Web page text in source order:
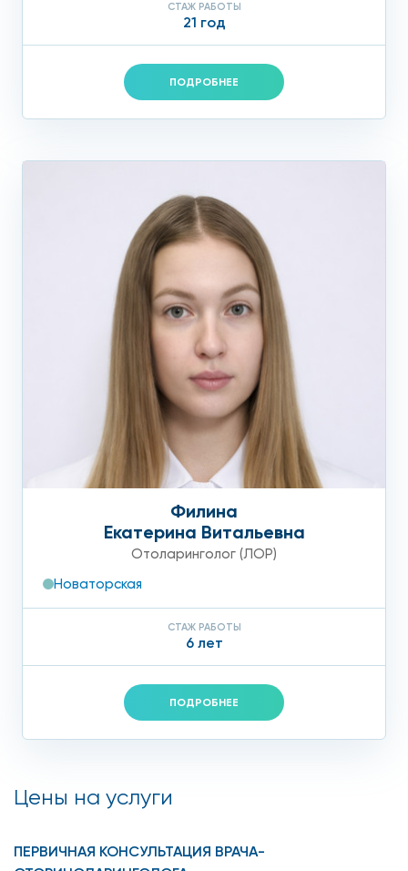
СТАЖ РАБОТЫ
21 год
ПОДРОБНЕЕ
Филина
Екатерина Витальевна
Отоларинголог (ЛОР)
Новаторская
СТАЖ РАБОТЫ
6 лет
ПОДРОБНЕЕ
Цены на услуги
ПЕРВИЧНАЯ КОНСУЛЬТАЦИЯ ВРАЧА-